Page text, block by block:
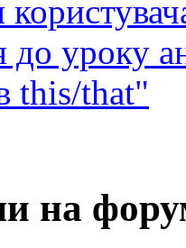
до уроку
this/that"
на